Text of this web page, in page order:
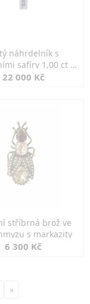
náhrdelník s
safíry 1,00 ct a
diamanty
22 000 Kč
stříbrná brož ve
s markazity
6 300 Kč
»